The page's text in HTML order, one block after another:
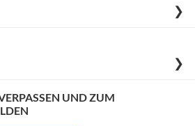
❯
❯
UND ZUM